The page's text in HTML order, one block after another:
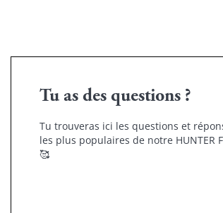
Tu as des questions ?
Tu trouveras ici les questions et
les plus populaires de notre HUNTER
🥰